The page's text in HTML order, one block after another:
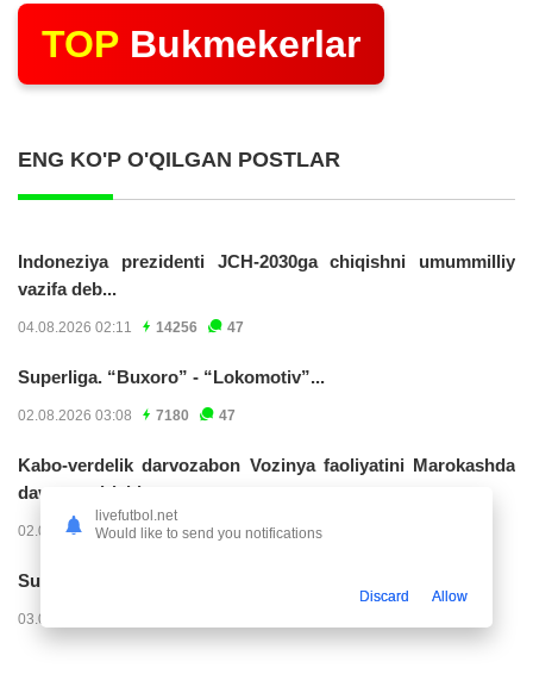
TOP Bukmekerlar
ENG KO'P O'QILGAN POSTLAR
Indoneziya prezidenti JCH-2030ga chiqishni umummilliy
vazifa deb...
04.08.2026 02:11 14256 47
Superliga. “Buxoro” - “Lokomotiv”...
02.08.2026 03:08 7180 47
Kabo-verdelik darvozabon Vozinya faoliyatini Marokashda
davom ettirishi...
02.08.2026 01:08 3927 47
Superliga. "Dinamo" – "Neftchi" (matnli...
03.08.2026 20:32
livefutbol.net
Would like to send you notifications
Discard Allow